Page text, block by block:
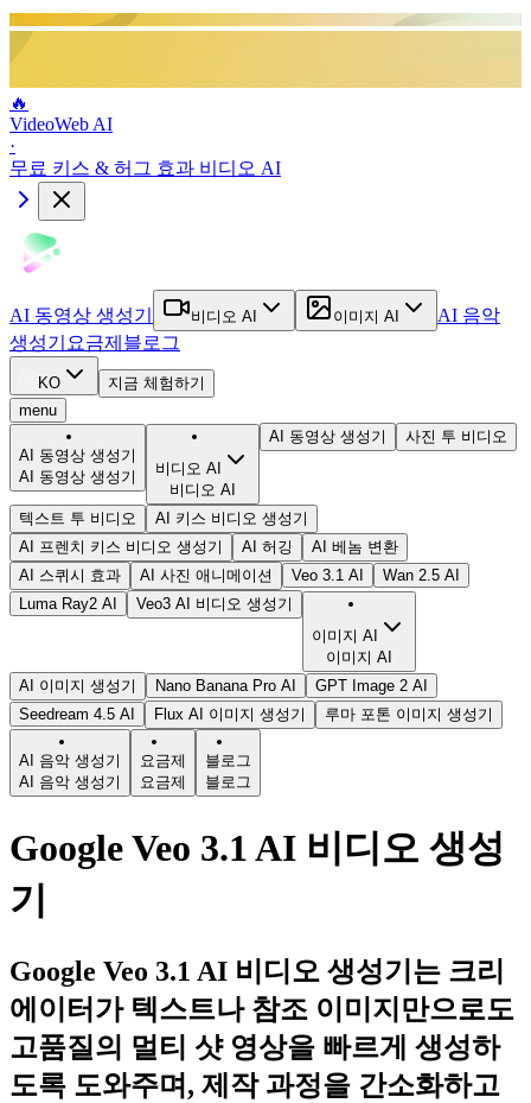
🔥
VideoWeb AI
·
무료 키스 & 허그 효과 비디오 AI
AI 동영상 생성기 비디오 AI 이미지 AI
AI 음악
생성기 요금제 블로그
KO
지금 체험하기
menu
AI 동영상 생성기
AI 동영상 생성기
비디오 AI
비디오 AI
AI 동영상 생성기 사진 투 비디오
텍스트 투 비디오
AI 키스 비디오 생성기
AI 프렌치 키스 비디오 생성기
AI 허깅
AI 베놈 변환
AI 스퀴시 효과
AI 사진 애니메이션 Veo 3.1 AI
Wan 2.5 AI
Luma Ray2 AI
Veo3 AI 비디오 생성기
이미지 AI
이미지 AI
AI 이미지 생성기
Nano Banana Pro AI
GPT Image 2 AI
Seedream 4.5 AI
Flux AI 이미지 생성기 루마 포톤 이미지 생성기
AI 음악 생성기
AI 음악 생성기
요금제
요금제
블로그
블로그
Google Veo 3.1 AI 비디오 생성
기
Google Veo 3.1 AI 비디오 생성기는 크리
에이터가 텍스트나 참조 이미지만으로도
고품질의 멀티 샷 영상을 빠르게 생성하
도록 도와주며, 제작 과정을 간소화하고